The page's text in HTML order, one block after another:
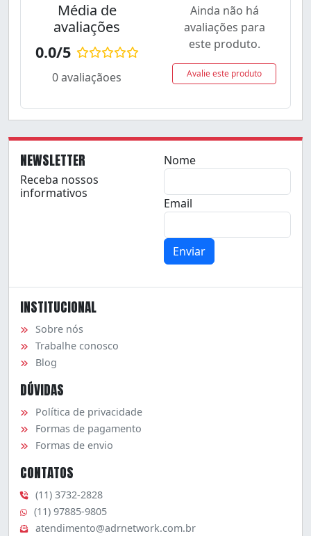
Média de
avaliações
0.0/5
0 avaliaçãoes
Ainda não há
avaliações para
este produto.
Avalie este produto
NEWSLETTER
Receba nossos
informativos
Nome
Email
INSTITUCIONAL
Sobre nós
Trabalhe conosco
Blog
DÚVIDAS
Política de privacidade
Formas de pagamento
Formas de envio
CONTATOS
(11) 3732-2828
(11) 97885-9805
atendimento@adrnetwork.com.br